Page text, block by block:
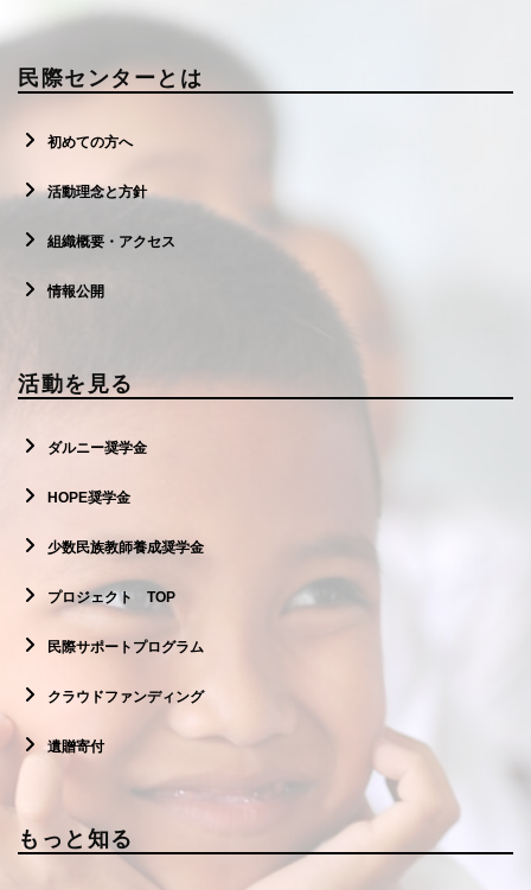
民際センターとは
初めての方へ
活動理念と方針
組織概要・アクセス
情報公開
活動を見る
ダルニー奨学金
HOPE奨学金
少数民族教師養成奨学金
プロジェクト TOP
民際サポートプログラム
クラウドファンディング
遺贈寄付
もっと知る